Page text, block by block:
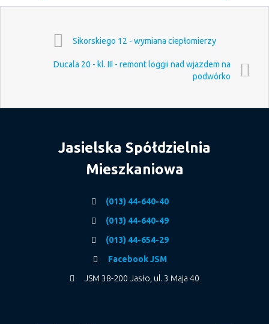
Sikorskiego 12 - wymiana ciepłomierzy
Ducala 20 - kl. III - remont loggii nad wjazdem na
podwórko
Jasielska Spółdzielnia
Mieszkaniowa
(013) 44-640-40
(013) 44-640-49
(013) 44-654-29
Facebook JSM
JSM 38-200 Jasło, ul. 3 Maja 40